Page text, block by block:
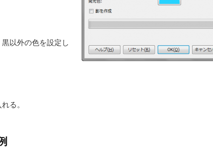
以外の色を設定し
る。